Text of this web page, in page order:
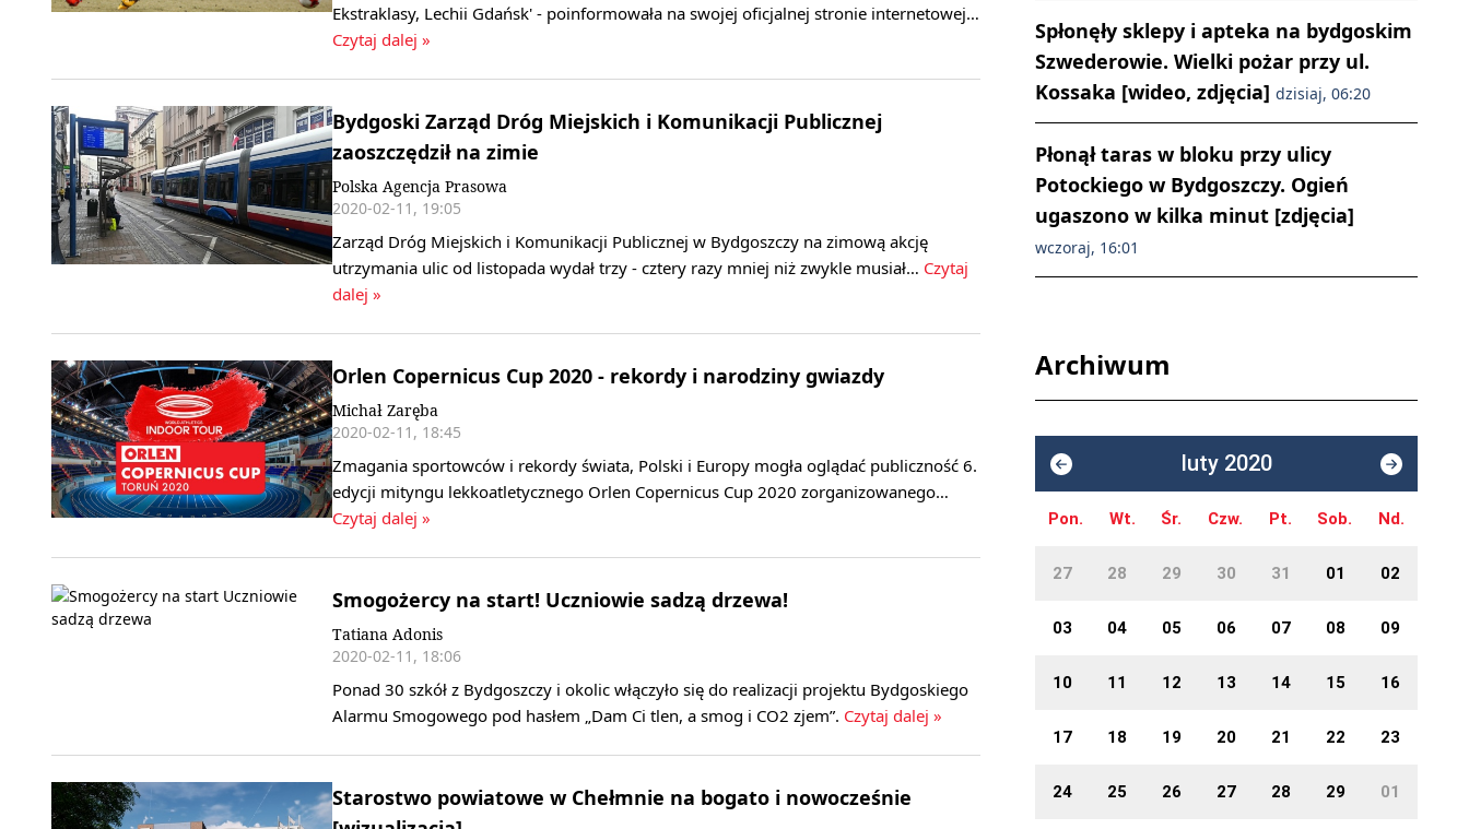
Ekstraklasy, Lechii Gdańsk' - poinformowała na swojej oficjalnej stronie internetowej…
Czytaj dalej »
Bydgoski Zarząd Dróg Miejskich i Komunikacji Publicznej
zaoszczędził na zimie
Polska Agencja Prasowa
2020-02-11, 19:05
Zarząd Dróg Miejskich i Komunikacji Publicznej w Bydgoszczy na zimową akcję
utrzymania ulic od listopada wydał trzy - cztery razy mniej niż zwykle musiał… Czytaj
dalej »
Orlen Copernicus Cup 2020 - rekordy i narodziny gwiazdy
Michał Zaręba
2020-02-11, 18:45
Zmagania sportowców i rekordy świata, Polski i Europy mogła oglądać publiczność 6.
edycji mityngu lekkoatletycznego Orlen Copernicus Cup 2020 zorganizowanego…
Czytaj dalej »
Smogożercy na start! Uczniowie sadzą drzewa!
Tatiana Adonis
2020-02-11, 18:06
Ponad 30 szkół z Bydgoszczy i okolic włączyło się do realizacji projektu Bydgoskiego
Alarmu Smogowego pod hasłem „Dam Ci tlen, a smog i CO2 zjem”. Czytaj dalej »
Starostwo powiatowe w Chełmnie na bogato i nowocześnie
Spłonęły sklepy i apteka na bydgoskim
Szwederowie. Wielki pożar przy ul.
Kossaka [wideo, zdjęcia] dzisiaj, 06:20
Płonął taras w bloku przy ulicy
Potockiego w Bydgoszczy. Ogień
ugaszono w kilka minut [zdjęcia]
wczoraj, 16:01
Archiwum
luty 2020
Pon. Wt. Śr. Czw. Pt. Sob. Nd.
27 28 29 30 31 01 02
03 04 05 06 07 08 09
10 11 12 13 14 15 16
17 18 19 20 21 22 23
24 25 26 27 28 29 01